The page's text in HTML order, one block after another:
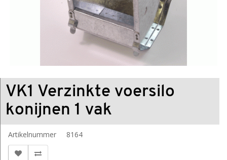
VK1 Verzinkte voersilo
konijnen 1 vak
Artikelnummer 8164